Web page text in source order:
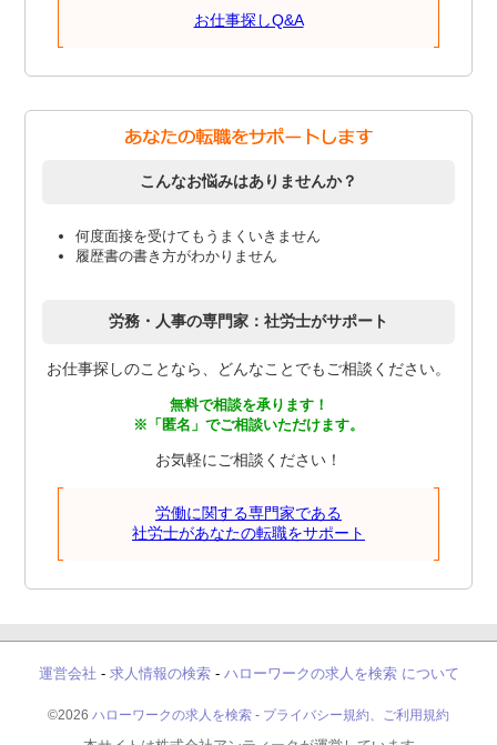
お仕事探しQ&A
こんなお悩みはありませんか？
何度面接を受けてもうまくいきません
履歴書の書き方がわかりません
労務・人事の専門家：社労士がサポート
お仕事探しのことなら、どんなことでもご相談ください。
無料で相談を承ります！
※「匿名」でご相談いただけます。
お気軽にご相談ください！
労働に関する専門家である
社労士があなたの転職をサポート
運営会社 - 求人情報の検索- ハローワークの求人を検索 について
©2026 ハローワークの求人を検索 - プライバシー規約、ご利用規約